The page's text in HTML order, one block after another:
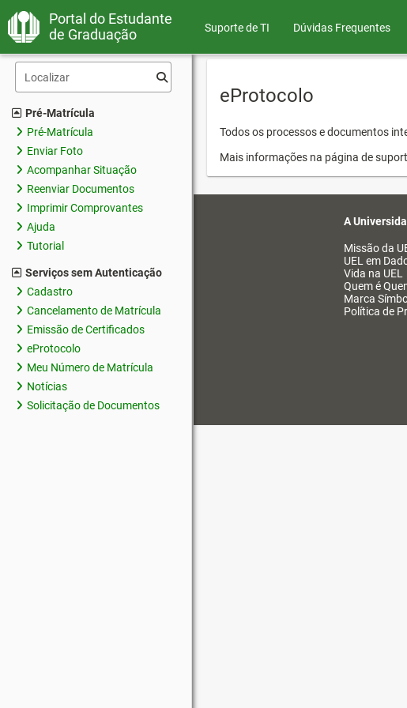
Portal do Estudante
de Graduação
Suporte de TI Dúvidas Frequentes
Pré-Matrícula
Pré-Matrícula
Enviar Foto
Acompanhar Situação
Reenviar Documentos
Imprimir Comprovantes
Ajuda
Tutorial
Serviços sem Autenticação
Cadastro
Cancelamento de Matrícula
Emissão de Certificados
eProtocolo
Meu Número de Matrícula
Notícias
Solicitação de Documentos
eProtocolo
Todos os processos e documentos
Mais informações na página de
A
Missão da
UEL em
Vida na UEL
Quem é
Marca
Política de